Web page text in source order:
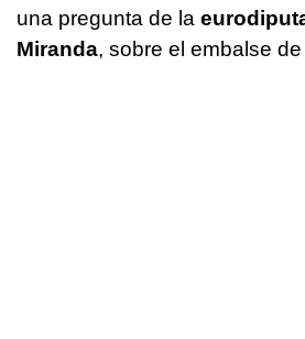
una pregunta de la
Miranda, sobre el embalse